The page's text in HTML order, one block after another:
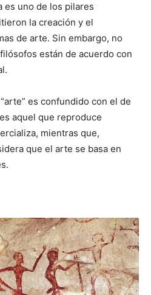
es uno de los pilares
la creación y el
de arte. Sin embargo, no
están de acuerdo con
es confundido con el de
aquel que reproduce
mientras que,
que el arte se basa en